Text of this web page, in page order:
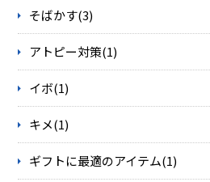
そばかす(3)
アトピー対策(1)
イボ(1)
キメ(1)
ギフトに最適のアイテム(1)